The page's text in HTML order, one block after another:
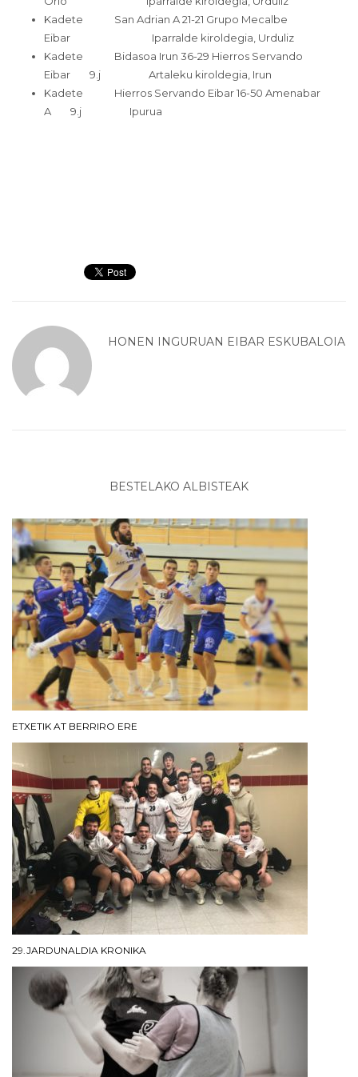
Kadete San Adrian A 21-21 Grupo Mecalbe
Eibar Iparralde kiroldegia, Urduliz
Kadete Bidasoa Irun 36-29 Hierros Servando
Eibar 9.j Artaleku kiroldegia, Irun
Kadete Hierros Servando Eibar 16-50 Amenabar
A 9.j Ipurua
HONEN INGURUAN EIBAR ESKUBALOIA
BESTELAKO ALBISTEAK
ETXETIK AT BERRIRO ERE
29.JARDUNALDIA KRONIKA